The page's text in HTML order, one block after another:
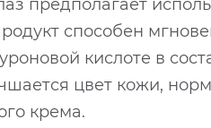
предполагает
способен
кислоте в
цвет кожи,
крема.